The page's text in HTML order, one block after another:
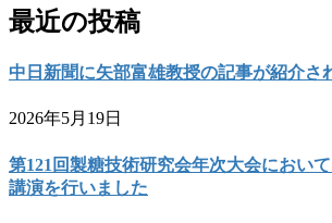
最近の投稿
中日新聞に矢部富雄教授の記事が紹介さ
2026年5月19日
第121回製糖技術研究会年次大会におい
講演を行いました